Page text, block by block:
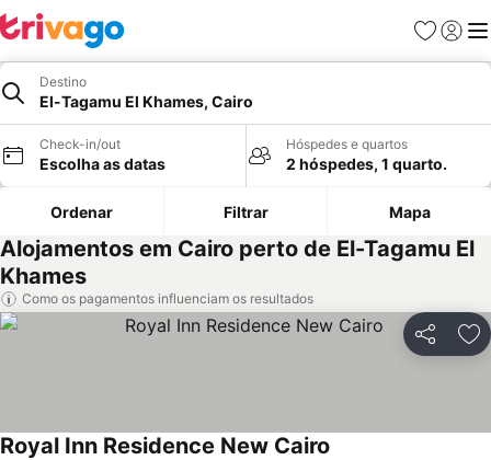
Favoritos
Iniciar
Destino
El-Tagamu El Khames, Cairo
Check-in/out
Escolha as datas
Hóspedes e quartos
2 hóspedes, 1 quarto.
Ordenar Filtrar Mapa
Alojamentos em Cairo perto de El-Tagamu El
Khames
Como os pagamentos influenciam os resultados
Partilhar
Royal Inn Residence New Cairo